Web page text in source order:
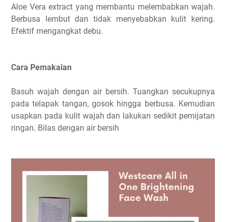
Aloe Vera extract yang membantu melembabkan wajah.
Berbusa lembut dan tidak menyebabkan kulit kering.
Efektif mengangkat debu.
Cara Pemakaian
Basuh wajah dengan air bersih. Tuangkan secukupnya
pada telapak tangan, gosok hingga berbusa. Kemudian
usapkan pada kulit wajah dan lakukan sedikit pemijatan
ringan. Bilas dengan air bersih